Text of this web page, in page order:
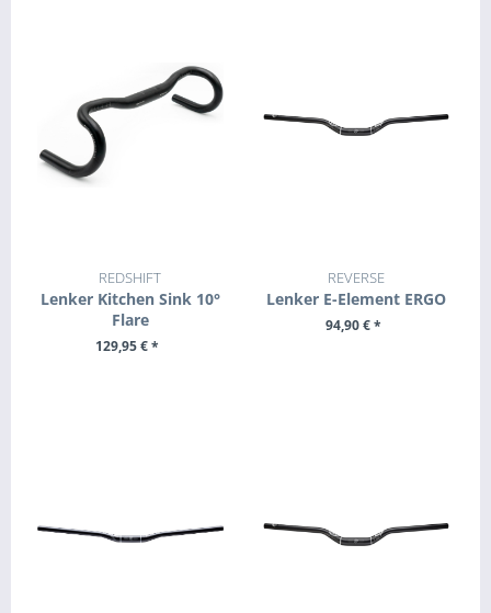
REDSHIFT
Lenker Kitchen Sink 10°
Flare
129,95 € *
REVERSE
Lenker E-Element ERGO
94,90 € *